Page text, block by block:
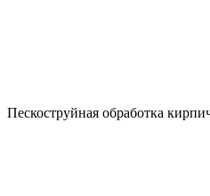
Пескоструйная обработка